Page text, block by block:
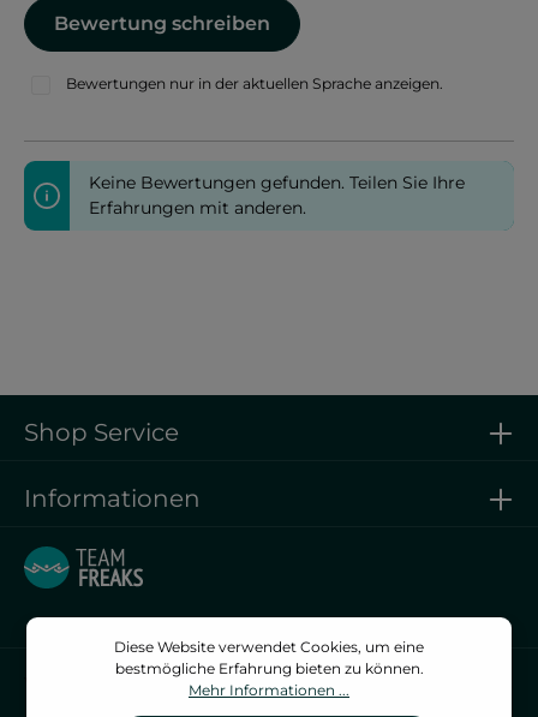
Bewertung schreiben
Bewertungen nur in der aktuellen Sprache anzeigen.
Keine Bewertungen gefunden. Teilen Sie Ihre
Erfahrungen mit anderen.
Vertrag widerrufen
Shop Service
Informationen
Diese Website verwendet Cookies, um eine
bestmögliche Erfahrung bieten zu können.
Mehr Informationen ...